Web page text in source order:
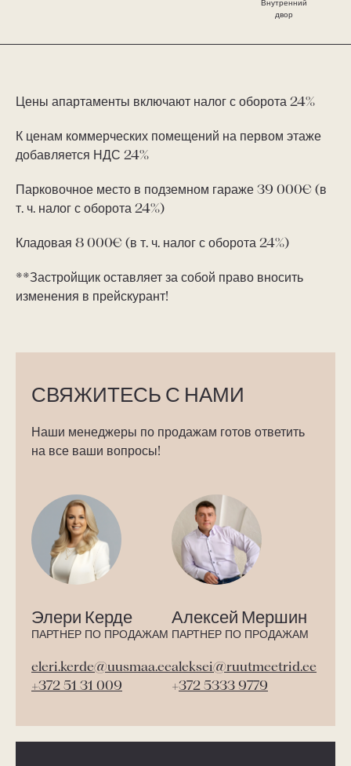
Внутренний
двор
Цены апартаменты включают налог с оборота 24%
К ценам коммерческих помещений на первом этаже
добавляется НДС 24%
Парковочное место в подземном гараже 39 000€ (в
т. ч. налог с оборота 24%)
Кладовая 8 000€ (в т. ч. налог с оборота 24%)
**Застройщик оставляет за собой право вносить
изменения в прейскурант!
СВЯЖИТЕСЬ С НАМИ
Наши менеджеры по продажам готов ответить
на все ваши вопросы!
Элери Керде
ПАРТНЕР ПО ПРОДАЖАМ
eleri.kerde@uusmaa.ee
+372 51 31 009
Алексей Мершин
ПАРТНЕР ПО ПРОДАЖАМ
aleksei@ruutmeetrid.ee
+372 5333 9779